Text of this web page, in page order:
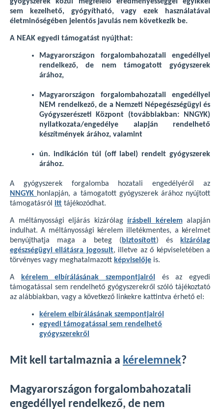
sem kezelhető, gyógyítható, vagy ezek használatával
életminőségében jelentős javulás nem következik be.
A NEAK egyedi támogatást nyújthat:
Magyarországon forgalombahozatali engedéllyel
rendelkező, de nem támogatott gyógyszerek
árához,
Magyarországon forgalombahozatali engedéllyel
NEM rendelkező, de a Nemzeti Népegészségügyi és
Gyógyszerészeti Központ (továbbiakban: NNGYK)
nyilatkozata/engedélye alapján rendelhető
készítmények árához, valamint
ún. indikáción túl (off label) rendelt gyógyszerek
árához.
A gyógyszerek forgalomba hozatali engedélyéről az
NNGYK honlapján, a támogatott gyógyszerek árához nyújtott
támogatásról itt tájékozódhat.
A méltányossági eljárás kizárólag írásbeli kérelemalapján
indulhat. A méltányossági kérelem illetékmentes, a kérelmet
benyújthatja maga a beteg (biztosított) és
kizárólag
egészségügyi ellátásra jogosult, illetve az ő képviseletében a
törvényes vagy meghatalmazott képviselője is.
A kérelem elbírálásának szempontjairól
és az egyedi
támogatással sem rendelhető gyógyszerekről szóló tájékoztató
az alábbiakban, vagy a következő linkekre kattintva érhető el:
kérelem elbírálásának szempontjairól
egyedi támogatással sem rendelhető
gyógyszerekről
Mit kell tartalmaznia a kérelemnek?
Magyarországon forgalombahozatali
engedéllyel rendelkező, de nem